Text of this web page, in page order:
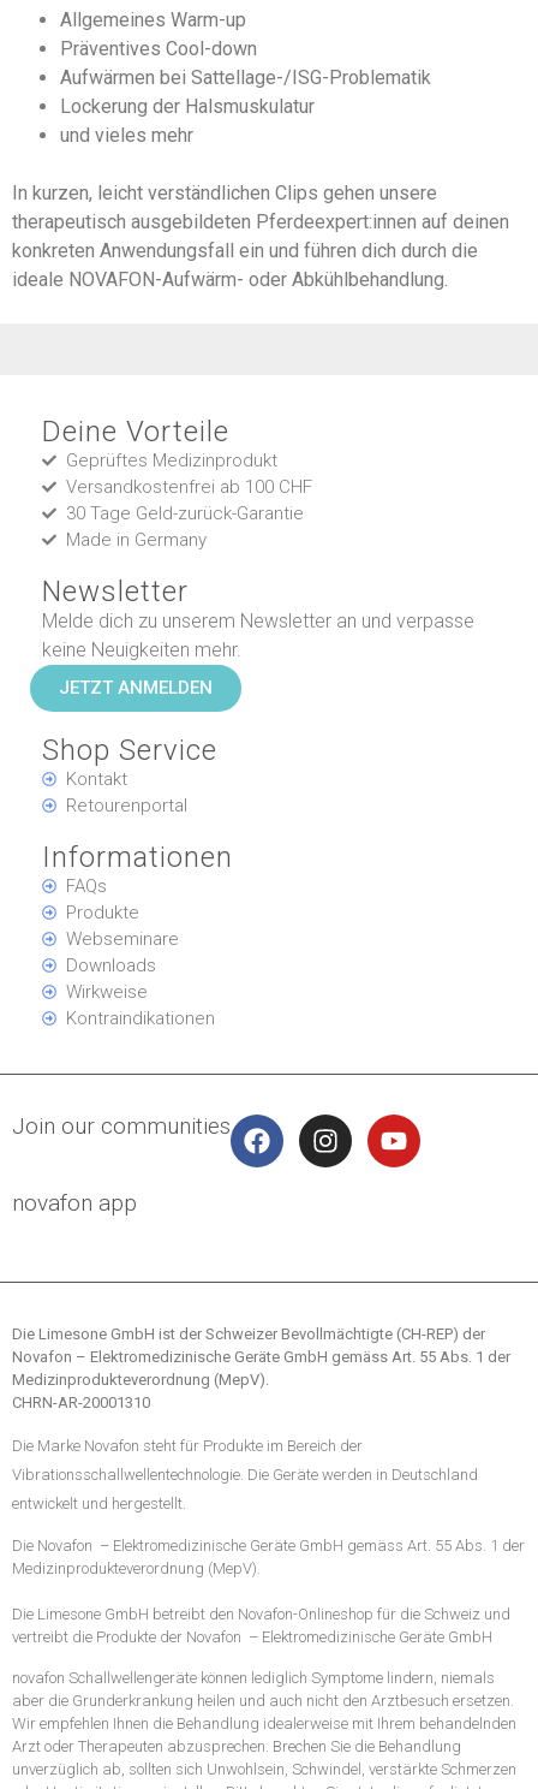
Allgemeines Warm-up
Präventives Cool-down
Aufwärmen bei Sattellage-/ISG-Problematik
Lockerung der Halsmuskulatur
und vieles mehr
In kurzen, leicht verständlichen Clips gehen unsere
therapeutisch ausgebildeten Pferdeexpert:innen auf deinen
konkreten Anwendungsfall ein und führen dich durch die
ideale NOVAFON-Aufwärm- oder Abkühlbehandlung.
Deine Vorteile
Geprüftes Medizinprodukt
Versandkostenfrei ab 100 CHF
30 Tage Geld-zurück-Garantie
Made in Germany
Newsletter
Melde dich zu unserem Newsletter an und verpasse
keine Neuigkeiten mehr.
JETZT ANMELDEN
Shop Service
Kontakt
Retourenportal
Informationen
FAQs
Produkte
Webseminare
Downloads
Wirkweise
Kontraindikationen
Join our communities
novafon app
Die Limesone GmbH ist der Schweizer Bevollmächtigte (CH-REP) der
Novafon – Elektromedizinische Geräte GmbH gemäss Art. 55 Abs. 1 der
Medizinprodukteverordnung (MepV).
CHRN-AR-20001310
Die Marke Novafon steht für Produkte im Bereich der
Vibrationsschallwellentechnologie. Die Geräte werden in Deutschland
entwickelt und hergestellt.
Die Novafon – Elektromedizinische Geräte GmbH gemäss Art. 55 Abs. 1 der
Medizinprodukteverordnung (MepV).
Die Limesone GmbH betreibt den Novafon-Onlineshop für die Schweiz und
vertreibt die Produkte der Novafon – Elektromedizinische Geräte GmbH
novafon Schallwellengeräte können lediglich Symptome lindern, niemals
aber die Grunderkrankung heilen und auch nicht den Arztbesuch ersetzen.
Wir empfehlen Ihnen die Behandlung idealerweise mit Ihrem behandelnden
Arzt oder Therapeuten abzusprechen. Brechen Sie die Behandlung
unverzüglich ab, sollten sich Unwohlsein, Schwindel, verstärkte Schmerzen